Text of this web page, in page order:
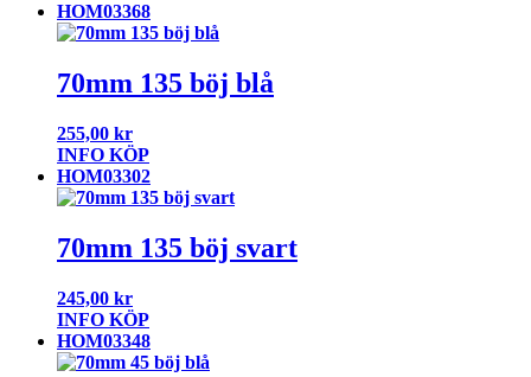
HOM03368
70mm 135 böj blå
255,00 kr
INFO KÖP
HOM03302
70mm 135 böj svart
245,00 kr
INFO KÖP
HOM03348